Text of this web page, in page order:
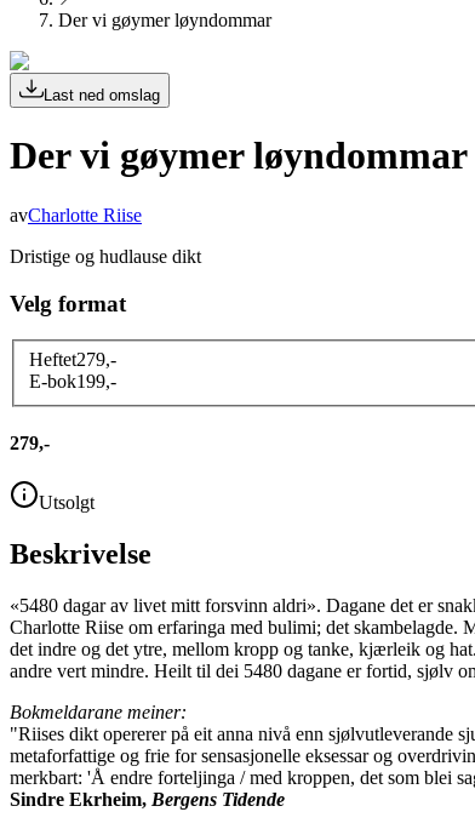
Der vi gøymer løyndommar
Last ned omslag
Der vi gøymer løyndommar
avCharlotte Riise
Dristige og hudlause dikt
Velg format
Heftet279,-
E-bok199,-
279,-
Utsolgt
Beskrivelse
«5480 dagar av livet mitt forsvinn aldri». Dagane det er
Charlotte Riise om erfaringa med bulimi; det skambelagde.
det indre og det ytre, mellom kropp og tanke, kjærleik og
andre vert mindre. Heilt til dei 5480 dagane er fortid, sjølv
Bokmeldarane meiner:
"Riises dikt opererer på eit anna nivå enn sjølvutleverande
metaforfattige og frie for sensasjonelle eksessar og
merkbart: 'Å endre forteljinga / med kroppen, det som blei
Sindre Ekrheim, Bergens Tidende